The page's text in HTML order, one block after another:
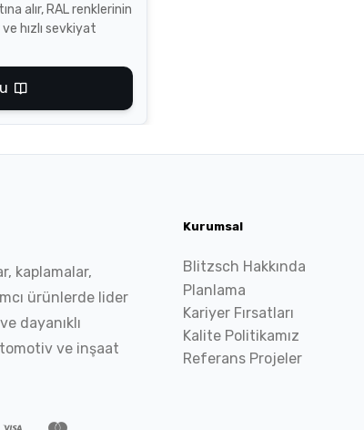
alır, RAL renklerinin
hızlı sevkiyat
kaplamalar,
ürünlerde lider
dayanıklı
ve inşaat
Kurumsal
Blitzsch Hakkında
Planlama
Kariyer Fırsatları
Kalite Politikamız
Referans Projeler